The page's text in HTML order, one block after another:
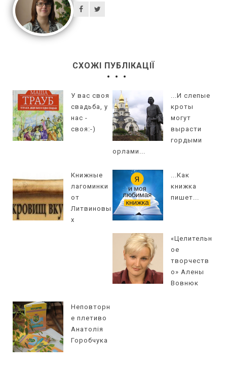
СХОЖІ ПУБЛІКАЦІЇ
У вас своя
свадьба, у
нас -
своя:-)
...И слепые
кроты
могут
вырасти
гордыми
орлами...
Книжные
лагоминки
от
Литвиновы
х
...Как
книжка
пишет...
«Целительн
ое
творчеств
о» Алены
Вовнюк
Неповторн
е плетиво
Анатолія
Горобчука